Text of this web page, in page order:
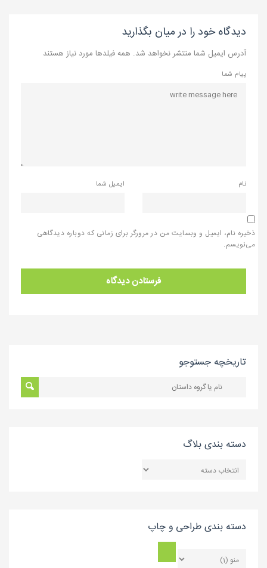
دیدگاه خود را در میان بگذارید
آدرس ایمیل شما منتشر نخواهد شد. همه فیلدها مورد نیاز هستند
پیام شما
نام ایمیل شما
ذخیره نام، ایمیل و وبسایت من در مرورگر برای زمانی که دوباره دیدگاهی
می‌نویسم.
تاریخچه جستوجو
دسته بندی بلاگ
بندی
دسته بندی طراحی و چاپ